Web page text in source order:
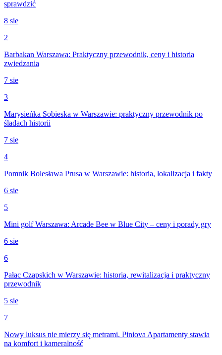
sprawdzić
8 sie
2
Barbakan Warszawa: Praktyczny przewodnik, ceny i historia
zwiedzania
7 sie
3
Marysieńka Sobieska w Warszawie: praktyczny przewodnik po
śladach historii
7 sie
4
Pomnik Bolesława Prusa w Warszawie: historia, lokalizacja i fakty
6 sie
5
Mini golf Warszawa: Arcade Bee w Blue City – ceny i porady gry
6 sie
6
Pałac Czapskich w Warszawie: historia, rewitalizacja i praktyczny
przewodnik
5 sie
7
Nowy luksus nie mierzy się metrami. Piniova Apartamenty stawia
na komfort i kameralność